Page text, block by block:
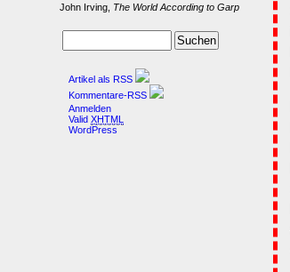
John Irving, The World According to Garp
Artikel als RSS
Kommentare-RSS
Anmelden
Valid XHTML
WordPress